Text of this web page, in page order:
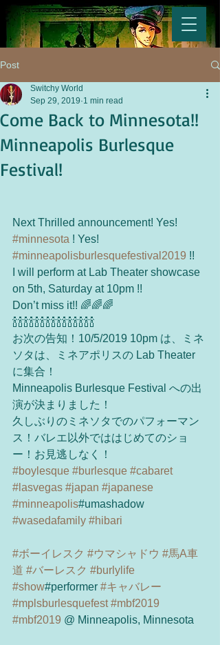
Post
Come Back to Minnesota!!
Minneapolis Burlesque
Festival!
Switchy World
Sep 29, 2019 1 min read
Next Thrilled announcement! Yes!
#minnesota ! Yes!
#minneapolisburlesquefestival2019 !!
I will perform at Lab Theater showcase
on 5th, Saturday at 10pm !!
Don’t miss it!! 🌈🌈🌈
🍾🍾🍾🍾🍾🍾🍾🍾🍾🍾🍾🍾🍾🍾🍾
お次の告知！10/5/2019 10pm は、ミネ
ソタは、ミネアポリスの Lab Theater
に集合！
Minneapolis Burlesque Festival への出
演が決まりました！
久しぶりのミネソタでのパフォーマン
ス！バレエ以外でははじめてのショ
ー！お見逃しなく！
#boylesque #burlesque #cabaret
#lasvegas #japan #japanese
#minneapolis#umashadow
#wasedafamily #hibari
#ボーイレスク #ウマシャドウ #馬A車
道 #バーレスク #burlylife
#show#performer #キャバレー
#mplsburlesquefest #mbf2019
#mbf2019 @ Minneapolis, Minnesota